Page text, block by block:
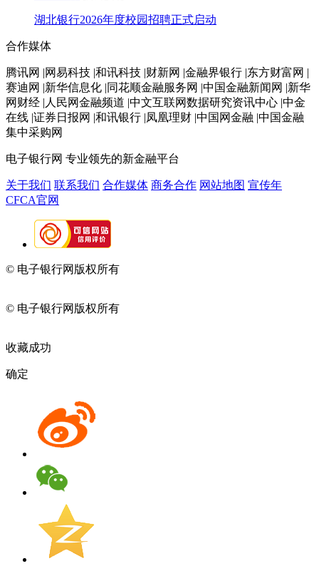
湖北银行2026年度校园招聘正式启动
合作媒体
腾讯网 |网易科技 |和讯科技 |财新网 |金融界银行 |东方财富网 |
赛迪网 |新华信息化 |同花顺金融服务网 |中国金融新闻网 |新华
网财经 |人民网金融频道 |中文互联网数据研究资讯中心 |中金
在线 |证券日报网 |和讯银行 |凤凰理财 |中国网金融 |中国金融
集中采购网
电子银行网 专业领先的新金融平台
关于我们 联系我们 合作媒体 商务合作 网站地图 宣传年
CFCA官网
© 电子银行网版权所有
© 电子银行网版权所有
收藏成功
确定